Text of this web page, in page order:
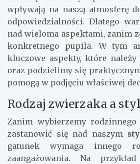
wpływają na naszą atmosferę
odpowiedzialności. Dlatego
nad wieloma aspektami, zanim
konkretnego pupila. W tym
kluczowe aspekty, które należy
oraz podzielimy się
pomogą w podjęciu właściwej
Rodzaj zwierzaka a
Zanim wybierzemy
zastanowić się nad naszym
gatunek wymaga innego
zaangażowania. Na